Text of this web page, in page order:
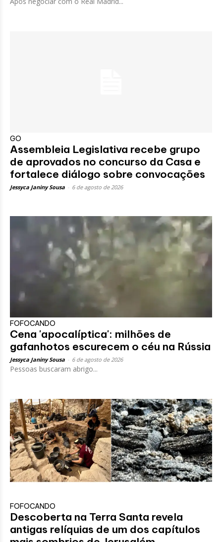
GO
Assembleia Legislativa recebe grupo
de aprovados no concurso da Casa e
fortalece diálogo sobre convocações
Jessyca Janiny Sousa 6 de agosto de 2026
FOFOCANDO
Cena 'apocalíptica': milhões de
gafanhotos escurecem o céu na Rússia
Jessyca Janiny Sousa 6 de agosto de 2026
Pessoas buscaram abrigo...
FOFOCANDO
Descoberta na Terra Santa revela
antigas relíquias de um dos capítulos